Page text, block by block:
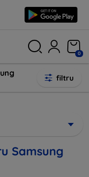
0
filtru
Samsung